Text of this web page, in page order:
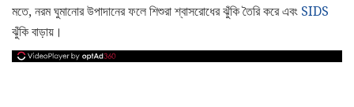
মতে, নরম ঘুমানোর উপাদানের ফলে শিশুরা শ্বাসরোধের ঝুঁকি তৈরি করে এবং SIDS
ঝুঁকি বাড়ায়।